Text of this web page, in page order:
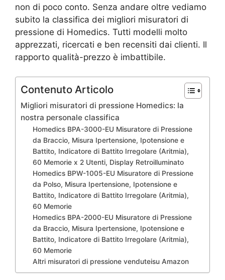
non di poco conto. Senza andare oltre vediamo
subito la classifica dei migliori misuratori di
pressione di Homedics. Tutti modelli molto
apprezzati, ricercati e ben recensiti dai clienti. Il
rapporto qualità-prezzo è imbattibile.
Contenuto Articolo
Migliori misuratori di pressione Homedics: la
nostra personale classifica
Homedics BPA-3000-EU Misuratore di Pressione
da Braccio, Misura Ipertensione, Ipotensione e
Battito, Indicatore di Battito Irregolare (Aritmia),
60 Memorie x 2 Utenti, Display Retroilluminato
Homedics BPW-1005-EU Misuratore di Pressione
da Polso, Misura Ipertensione, Ipotensione e
Battito, Indicatore di Battito Irregolare (Aritmia),
60 Memorie
Homedics BPA-2000-EU Misuratore di Pressione
da Braccio, Misura Ipertensione, Ipotensione e
Battito, Indicatore di Battito Irregolare (Aritmia),
60 Memorie
Altri misuratori di pressione venduteisu Amazon